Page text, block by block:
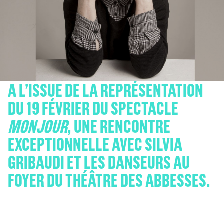
A L’ISSUE DE LA REPRÉSENTATION
DU 19 FÉVRIER DU SPECTACLE
MONJOUR, UNE RENCONTRE
EXCEPTIONNELLE AVEC SILVIA
GRIBAUDI ET LES DANSEURS AU
FOYER DU THÉÂTRE DES ABBESSES.